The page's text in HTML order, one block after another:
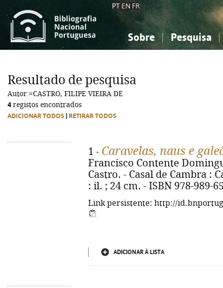
PT EN FR
Sobre Pesquisa
Ciências sociais...
Ciências sociais...
Resultado de pesquisa
Autor:=CASTRO, FILIPE VIEIRA DE
4registos encontrados
ADICIONAR TODOS RETIRAR TODOS
1 - Caravelas, naus e
Francisco Contente
Castro. - Casal de Cambra :
: il. ; 24 cm. - ISBN 978-989-
Link persistente: http://
ADICIONAR À LISTA